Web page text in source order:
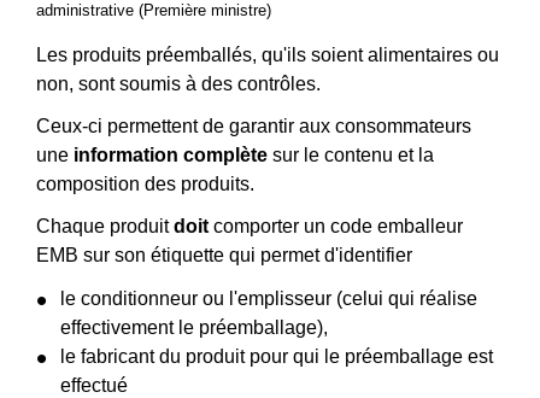
administrative (Première ministre)
Les produits préemballés, qu'ils soient alimentaires ou
non, sont soumis à des contrôles.
Ceux-ci permettent de garantir aux consommateurs
une information complète sur le contenu et la
composition des produits.
Chaque produitdoit comporter un code emballeur
EMB sur son étiquette qui permet d'identifier
le conditionneur ou l'emplisseur (celui qui réalise
effectivement le préemballage),
le fabricant du produit pour qui le préemballage est
effectué